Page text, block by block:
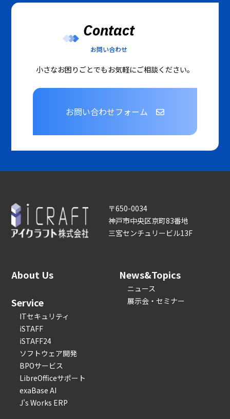
Contact
お問い合わせ
小さなお困りごとでもお気軽にご相談ください。
お問い合わせフォーム
〒650-0034
神戸市中央区京町83番地
三宮センチュリービル13F
About Us
Service
ITセキュリティ
iSTAFF
iSTAFF24
ソフトウェア開発
BPOサービス
LibreOfficeサポート
exaBase AI
J's Works ERP
News&Topics
ニュース
展示会・セミナー